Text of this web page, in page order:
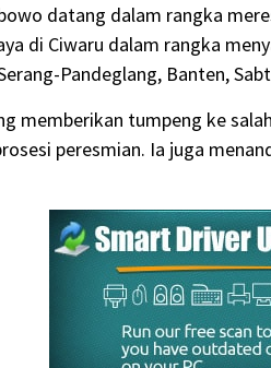
datang dalam rangka
di Ciwaru dalam rangka
Pandeglang, Banten,
memberikan tumpeng ke
peresmian. Ia juga